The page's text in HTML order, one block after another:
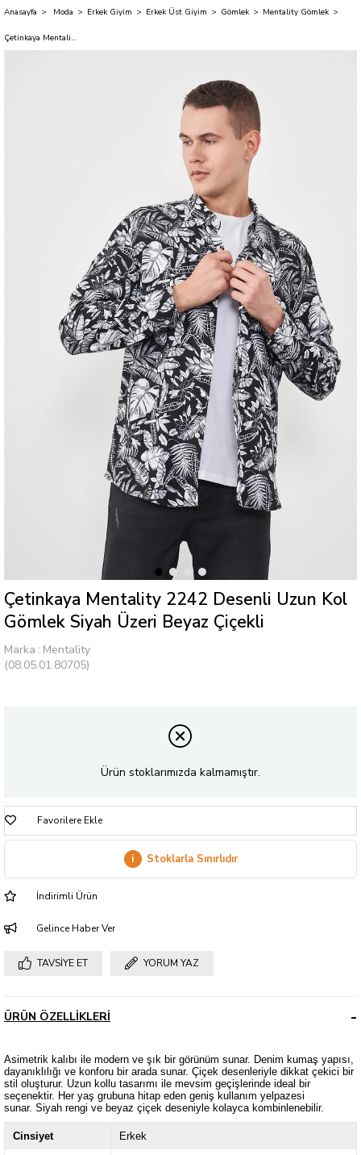
Anasayfa Moda Erkek Giyim Erkek Üst Giyim Gömlek Mentality Gömlek
Çetinkaya Mentality 2242 Desenli Uzun Kol Gömlek Siyah Üzeri Beyaz Çiçekli
Çetinkaya Mentality 2242 Desenli Uzun Kol
Gömlek Siyah Üzeri Beyaz Çiçekli
Marka : Mentality
(08.05.01.80705)
Ürün stoklarımızda kalmamıştır.
Favorilere Ekle
i Stoklarla Sınırlıdır
İndirimli Ürün
Gelince Haber Ver
TAVSIYE ET YORUM YAZ
ÜRÜN ÖZELLIKLERI
Asimetrik kalıbı ile modern ve şık bir görünüm sunar. Denim kumaş yapısı,
dayanıklılığı ve konforu bir arada sunar. Çiçek desenleriyle dikkat çekici bir
stil oluşturur. Uzun kollu tasarımı ile mevsim geçişlerinde ideal bir
seçenektir. Her yaş grubuna hitap eden geniş kullanım yelpazesi
sunar. Siyah rengi ve beyaz çiçek deseniyle kolayca kombinlenebilir.
Cinsiyet Erkek